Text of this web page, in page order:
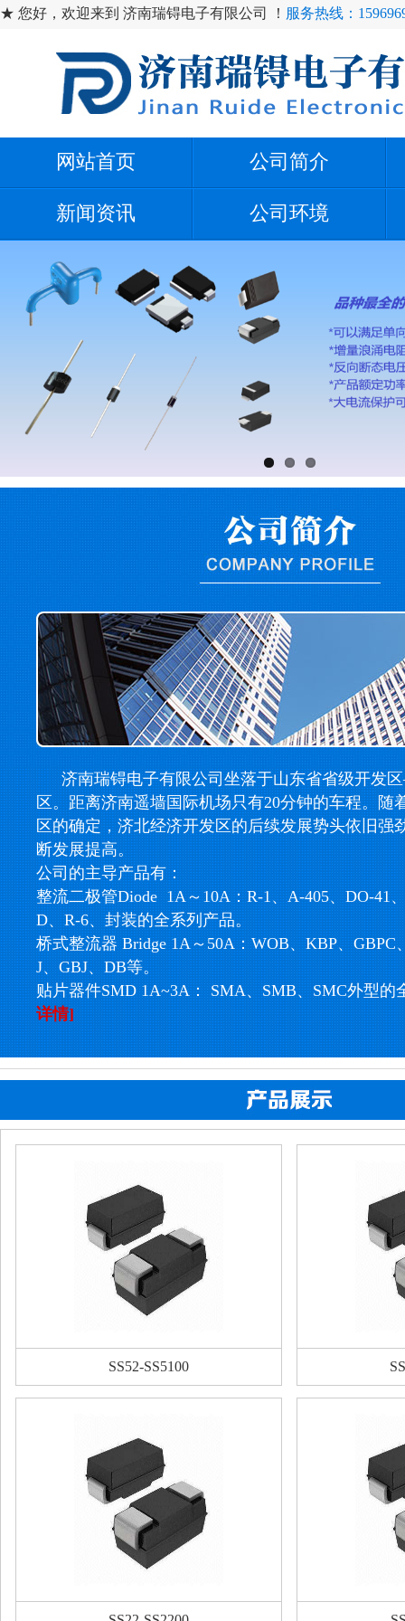
★ 您好，欢迎来到 济南瑞锝电子有限公司 ！ 服务热线：
网站首页 公司简介
新闻资讯 公司环境
济南瑞锝电子有限公司坐落于山东省省级开发
区。距离济南遥墙国际机场只有20分钟的车程。随
区的确定，济北经济开发区的后续发展势头依旧强
断发展提高。
公司的主导产品有：
整流二极管Diode 1A～10A：R-1、A-405、DO-41
D、R-6、封装的全系列产品。
桥式整流器 Bridge 1A～50A：WOB、KBP、GBPC
J、GBJ、DB等。
贴片器件SMD 1A~3A： SMA、SMB、SMC外型的
详情]
SS52-SS5100